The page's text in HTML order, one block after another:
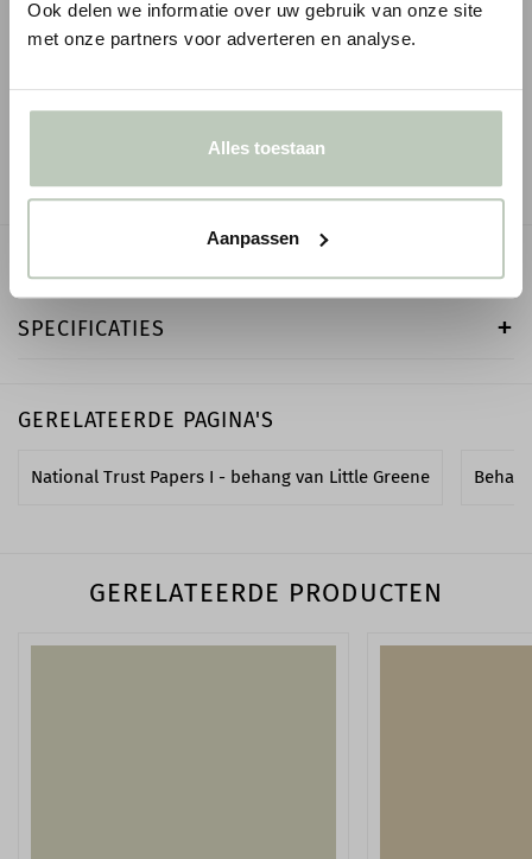
Ook delen we informatie over uw gebruik van onze site
met onze partners voor adverteren en analyse.
Alles toestaan
Aanpassen
€ 7,75 € 6,59p/m
incl. BTW
- +
€ 10,51
-
SPECIFICATIES
GERELATEERDE PAGINA'S
National Trust Papers I - behang van Little Greene
GERELATEERDE PRODUCTEN